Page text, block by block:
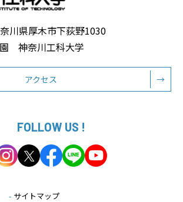
川県厚木市下荻野1030
神奈川工科大学
アクセス →
FOLLOW US !
- サイトマップ